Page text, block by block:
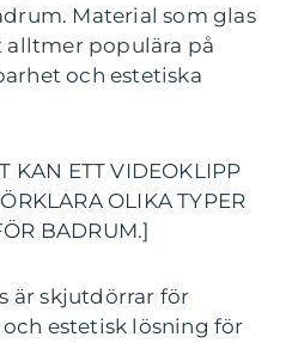
Material som glas
populära på
och estetiska
KAN ETT VIDEOKLIPP
OLIKA TYPER
BADRUM.]
är skjutdörrar för
estetisk lösning för